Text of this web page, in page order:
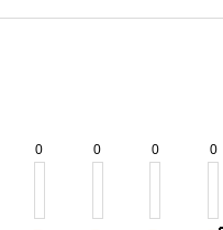
0 0 0 0